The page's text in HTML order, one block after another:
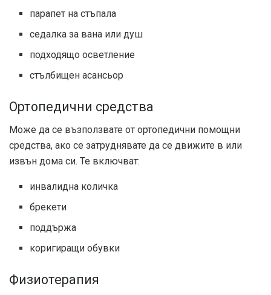
парапет на стъпала
седалка за вана или душ
подходящо осветление
стълбищен асансьор
Ортопедични средства
Може да се възползвате от ортопедични помощни
средства, ако се затруднявате да се движите в или
извън дома си. Те включват:
инвалидна количка
брекети
поддържа
коригиращи обувки
Физиотерапия